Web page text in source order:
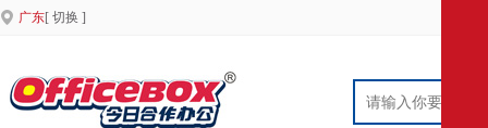
广东[ 切换 ]